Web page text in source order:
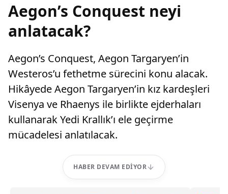
Aegon’s Conquest neyi
anlatacak?
Aegon’s Conquest, Aegon Targaryen’in
Westeros’u fethetme sürecini konu alacak.
Hikâyede Aegon Targaryen’in kız kardeşleri
Visenya ve Rhaenys ile birlikte ejderhaları
kullanarak Yedi Krallık’ı ele geçirme
mücadelesi anlatılacak.
HABER DEVAM EDIYOR